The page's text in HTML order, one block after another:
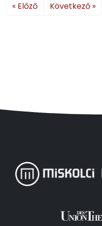
« Előző Következő »